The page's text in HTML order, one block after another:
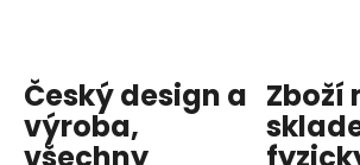
Český design a
výroba,
Zboží